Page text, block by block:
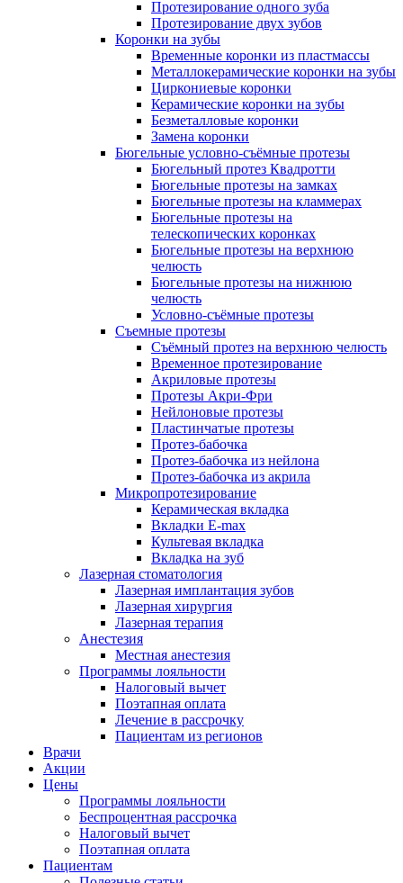
Протезирование одного зуба
Протезирование двух зубов
Коронки на зубы
Временные коронки из пластмассы
Металлокерамические коронки на зубы
Циркониевые коронки
Керамические коронки на зубы
Безметалловые коронки
Замена коронки
Бюгельные условно-съёмные протезы
Бюгельный протез Квадротти
Бюгельные протезы на замках
Бюгельные протезы на кламмерах
Бюгельные протезы на
телескопических коронках
Бюгельные протезы на верхнюю
челюсть
Бюгельные протезы на нижнюю
челюсть
Условно-съёмные протезы
Съемные протезы
Съёмный протез на верхнюю челюсть
Временное протезирование
Акриловые протезы
Протезы Акри-Фри
Нейлоновые протезы
Пластинчатые протезы
Протез-бабочка
Протез-бабочка из нейлона
Протез-бабочка из акрила
Микропротезирование
Керамическая вкладка
Вкладки E-max
Культевая вкладка
Вкладка на зуб
Лазерная стоматология
Лазерная имплантация зубов
Лазерная хирургия
Лазерная терапия
Анестезия
Местная анестезия
Программы лояльности
Налоговый вычет
Поэтапная оплата
Лечение в рассрочку
Пациентам из регионов
Врачи
Акции
Цены
Программы лояльности
Беспроцентная рассрочка
Налоговый вычет
Поэтапная оплата
Пациентам